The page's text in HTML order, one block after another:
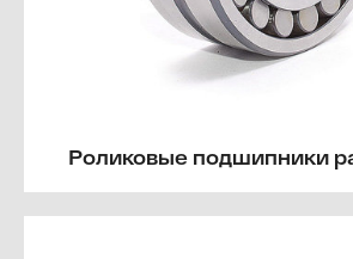
Роликовые подшипники